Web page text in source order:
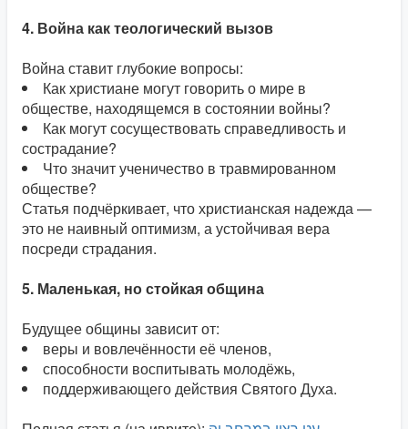
4. Война как теологический вызов
Война ставит глубокие вопросы:
Как христиане могут говорить о мире в
обществе, находящемся в состоянии войны?
Как могут сосуществовать справедливость и
сострадание?
Что значит ученичество в травмированном
обществе?
Статья подчёркивает, что христианская надежда —
это не наивный оптимизм, а устойчивая вера
посреди страдания.
5. Маленькая, но стойкая община
Будущее общины зависит от:
веры и вовлечённости её членов,
способности воспитывать молодёжь,
поддерживающего действия Святого Духа.